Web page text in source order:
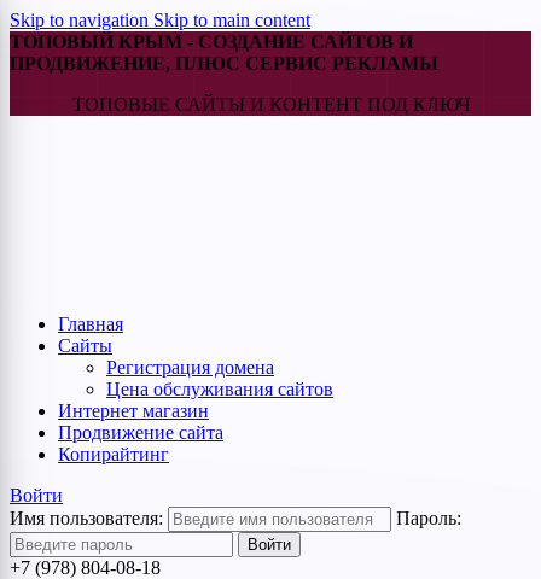
Skip to navigation Skip to main content
ТОПОВЫЙ КРЫМ - СОЗДАНИЕ САЙТОВ И
ПРОДВИЖЕНИЕ, ПЛЮС СЕРВИС РЕКЛАМЫ
ТОПОВЫЕ САЙТЫ И КОНТЕНТ ПОД КЛЮЧ
Главная
Cайты
Регистрация домена
Цена обслуживания сайтов
Интернет магазин
Продвижение сайта
Копирайтинг
Войти
Имя пользователя:
Пароль:
Войти
+7 (978) 804-08-18